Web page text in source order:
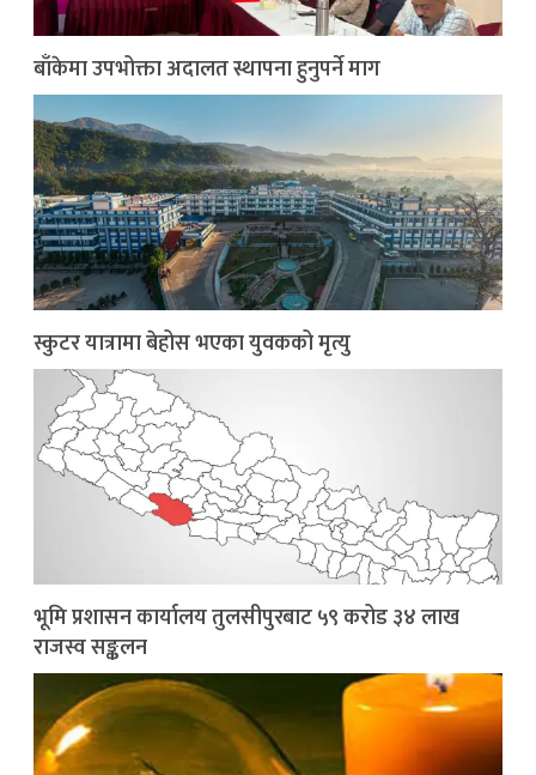
बाँकेमा उपभोक्ता अदालत स्थापना हुनुपर्ने माग
स्कुटर यात्रामा बेहोस भएका युवकको मृत्यु
भूमि प्रशासन कार्यालय तुलसीपुरबाट ५९ करोड ३४ लाख
राजस्व सङ्कलन